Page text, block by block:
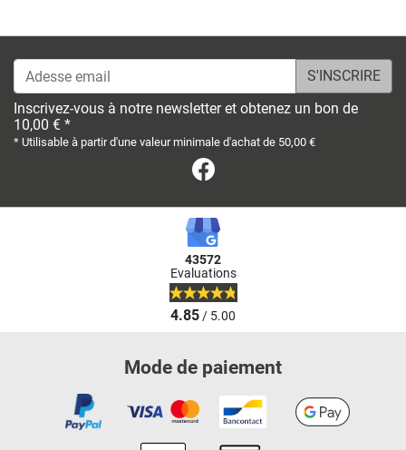
Adesse email
Inscrivez-vous à notre newsletter et obtenez un bon de
10,00 € *
* Utilisable à partir d'une valeur minimale d'achat de 50,00 €
43572
Evaluations
4.85/ 5.00
Mode de paiement